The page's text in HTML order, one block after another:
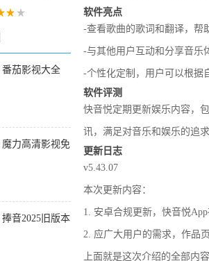
番茄影视大全
魔力高清影视免
捧音2025旧版本
软件亮点
-查看歌曲的歌词和翻译，帮
-与其他用户互动和分享音乐
-个性化定制，用户可以根据
软件评测
快音悦定期更新娱乐内容，
讯，满足对音乐和娱乐的追
更新日志
v5.43.07
本次更新内容：
1. 安卓合规更新，快音悦
2. 应广大用户的需求，作品
上面就是这次介绍的全部内